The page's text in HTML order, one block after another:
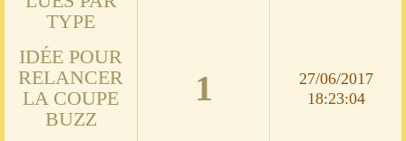
TYPE
IDÉE POUR
RELANCER
LA COUPE
BUZZ
1
27/06/2017
18:23:04